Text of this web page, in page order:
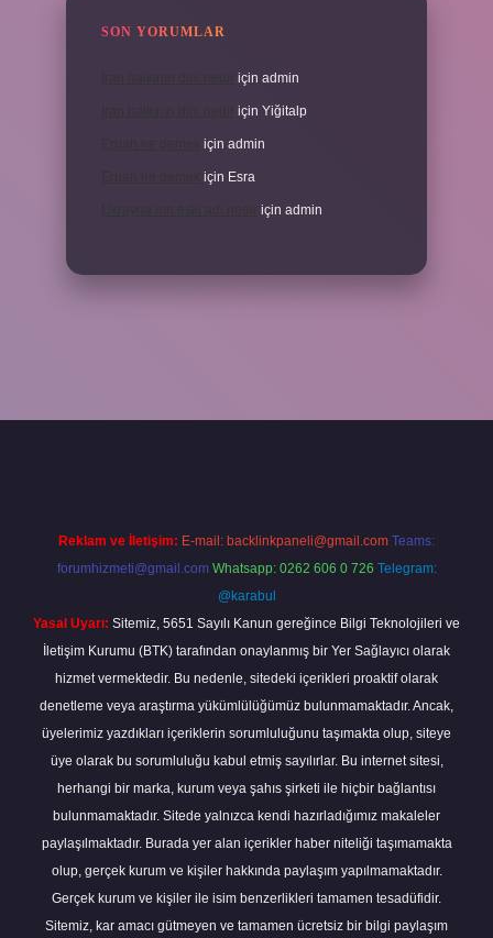
SON YORUMLAR
için admin
için Yiğitalp
için admin
için Esra
için admin
Reklam ve İletişim: E-mail: backlinkpaneli@gmail.com Teams:
forumhizmeti@gmail.com Whatsapp: 0262 606 0 726 Telegram:
@karabul
Yasal Uyarı: Sitemiz, 5651 Sayılı Kanun gereğince Bilgi Teknolojileri ve
İletişim Kurumu (BTK) tarafından onaylanmış bir Yer Sağlayıcı olarak
hizmet vermektedir. Bu nedenle, sitedeki içerikleri proaktif olarak
denetleme veya araştırma yükümlülüğümüz bulunmamaktadır. Ancak,
üyelerimiz yazdıkları içeriklerin sorumluluğunu taşımakta olup, siteye
üye olarak bu sorumluluğu kabul etmiş sayılırlar. Bu internet sitesi,
herhangi bir marka, kurum veya şahıs şirketi ile hiçbir bağlantısı
bulunmamaktadır. Sitede yalnızca kendi hazırladığımız makaleler
paylaşılmaktadır. Burada yer alan içerikler haber niteliği taşımamakta
olup, gerçek kurum ve kişiler hakkında paylaşım yapılmamaktadır.
Gerçek kurum ve kişiler ile isim benzerlikleri tamamen tesadüfidir.
Sitemiz, kar amacı gütmeyen ve tamamen ücretsiz bir bilgi paylaşım